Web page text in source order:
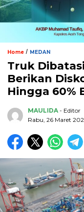
Home / MEDAN
Truk
Berikan
Hingga 60%
MAULIDA - Editor
Rabu, 26 Maret